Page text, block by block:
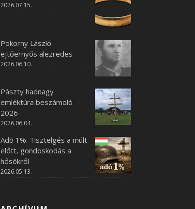
2026.07.15.
Pokorny László
ejtőernyős alezredes
2026.06.10.
Pászty hadnagy
emléktúra beszámoló
2026
2026.06.04.
Adó 1%: Tisztelgés a múlt
előtt, gondoskodás a
hősökről
2026.05.13.